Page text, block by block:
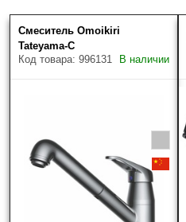
Скрыть фильтры
Цена (руб.)
Наличие
Только в наличии
Смеситель Omoikiri
Tateyama-C
Код товара: 996131
В наличии